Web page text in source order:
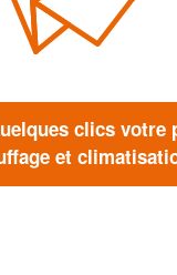
clics votre
et